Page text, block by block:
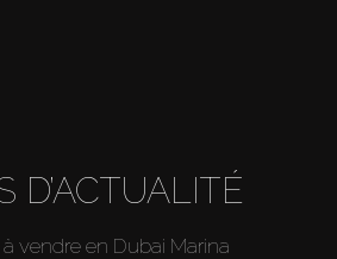
D’ACTUALITÉ
à vendre en Dubai Marina